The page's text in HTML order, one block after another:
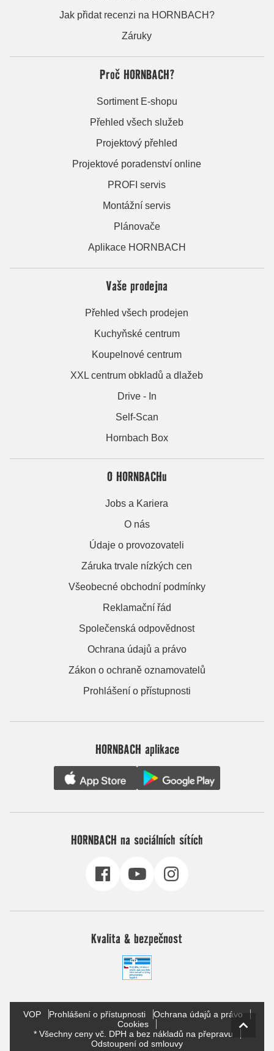
Jak přidat recenzi na HORNBACH?
Záruky
Proč HORNBACH?
Sortiment E-shopu
Přehled všech služeb
Projektový přehled
Projektové poradenství online
PROFI servis
Montážní servis
Plánovače
Aplikace HORNBACH
Vaše prodejna
Přehled všech prodejen
Kuchyňské centrum
Koupelnové centrum
XXL centrum obkladů a dlažeb
Drive - In
Self-Scan
Hornbach Box
O HORNBACHu
Jobs a Kariera
O nás
Údaje o provozovateli
Záruka trvale nízkých cen
Všeobecné obchodní podmínky
Reklamační řád
Společenská odpovědnost
Ochrana údajů a právo
Zákon o ochraně oznamovatelů
Prohlášení o přístupnosti
HORNBACH aplikace
HORNBACH na sociálních sítích
Kvalita & bezpečnost
VOP Prohlášení o přístupnosti
Ochrana údajů a právo
Cookies
* Všechny ceny vč. DPH a bez nákladů na přepravu
Odstoupení od smlouvy